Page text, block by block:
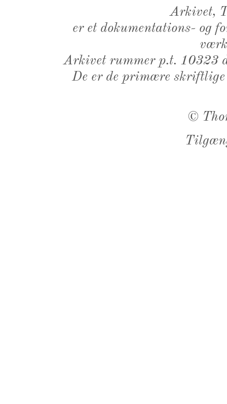
Arkivet,
er et dokumentations- og
Arkivet rummer p.t. 10323
De er de primære
©